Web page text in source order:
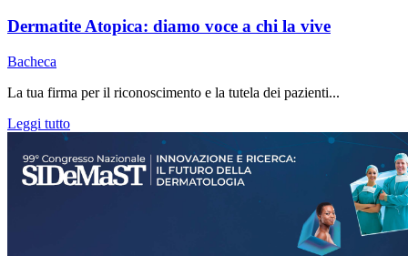
Dermatite Atopica: diamo voce a chi la vive
Bacheca
La tua firma per il riconoscimento e la tutela dei pazienti...
Leggi tutto